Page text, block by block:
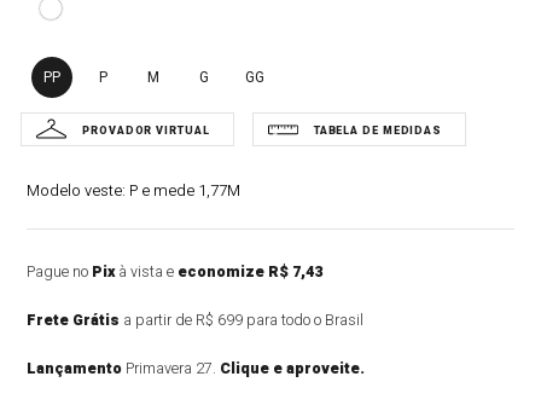
PP P M G GG
Modelo veste: P e mede 1,77M
Pague no Pixà vista e economize R$ 7,43
Frete Grátis a partir de R$ 699 para todo o Brasil
Lançamento Primavera 27. Clique e aproveite.